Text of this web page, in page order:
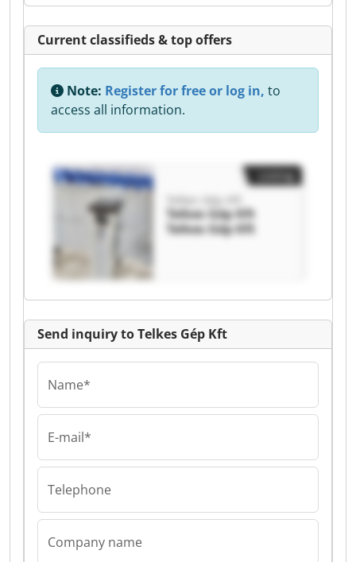
Current classifieds & top offers
Note: Register for free or log in, to
access all information.
Telkes Gép Kft
Telkes Gép Kft
Telkes Gép Kft
Send inquiry to Telkes Gép Kft
Name*
E-mail*
Telephone
Company name